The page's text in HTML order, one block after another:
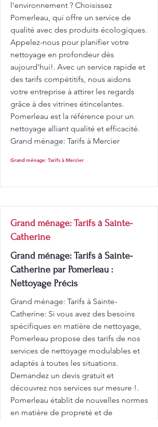
l'environnement ? Choisissez
Pomerleau, qui offre un service de
qualité avec des produits écologiques.
Appelez-nous pour planifier votre
nettoyage en profondeur dès
aujourd'hui!. Avec un service rapide et
des tarifs compétitifs, nous aidons
votre entreprise à attirer les regards
grâce à des vitrines étincelantes.
Pomerleau est la référence pour un
nettoyage alliant qualité et efficacité.
Grand ménage: Tarifs à Mercier
Grand ménage: Tarifs à Mercier
Grand ménage: Tarifs à Sainte-
Catherine
Grand ménage: Tarifs à Sainte-
Catherine par Pomerleau :
Nettoyage Précis
Grand ménage: Tarifs à Sainte-
Catherine: Si vous avez des besoins
spécifiques en matière de nettoyage,
Pomerleau propose des tarifs de nos
services de nettoyage modulables et
adaptés à toutes les situations.
Demandez un devis gratuit et
découvrez nos services sur mesure !.
Pomerleau établit de nouvelles normes
en matière de propreté et de